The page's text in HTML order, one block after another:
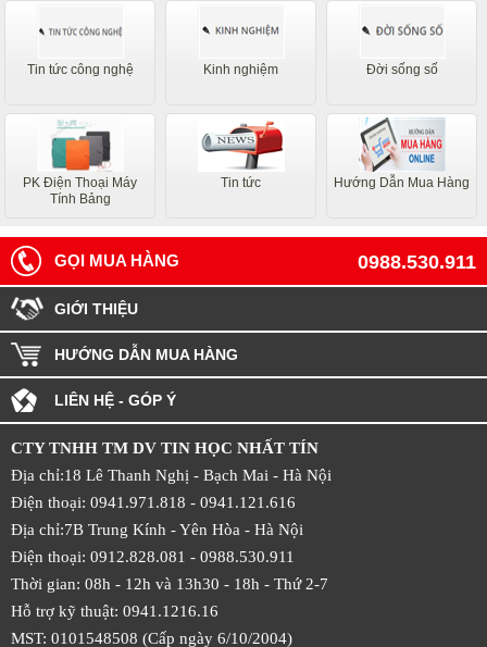
Tin tức công nghệ Kinh nghiệm Đời sống số
PK Điện Thoại Máy
Tính Bảng
Tin tức Hướng Dẫn Mua Hàng
0988.530.911
GỌI MUA HÀNG
GIỚI THIỆU
HƯỚNG DẪN MUA HÀNG
LIÊN HỆ - GÓP Ý
CTY TNHH TM DV TIN HỌC NHẤT TÍN
Địa chỉ:18 Lê Thanh Nghị - Bạch Mai - Hà Nội
Điện thoại: 0941.971.818 - 0941.121.616
Địa chỉ:7B Trung Kính - Yên Hòa - Hà Nội
Điện thoại: 0912.828.081 - 0988.530.911
Thời gian: 08h - 12h và 13h30 - 18h - Thứ 2-7
Hỗ trợ kỹ thuật: 0941.1216.16
MST: 0101548508 (Cấp ngày 6/10/2004)